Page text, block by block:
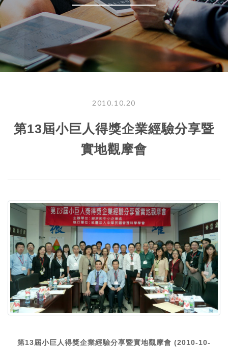
2010.10.20
第13屆小巨人得獎企業經驗分享暨
實地觀摩會
第13屆小巨人得獎企業經驗分享暨實地觀摩會 (2010-10-